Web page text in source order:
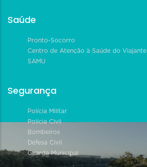
Saúde
Pronto-Socorro
Centro de Atenção à Saúde do Viajante
SAMU
Segurança
Polícia Militar
Polícia Civil
Bombeiros
Defesa Civil
Guarda Municipal